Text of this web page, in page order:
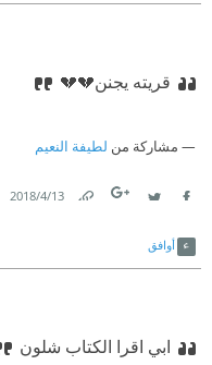
قريته يجنن💔💔
مشاركة من لطيفة النعيم
13‏/4‏/2018
أوافق
ابي اقرا الكتاب شلون